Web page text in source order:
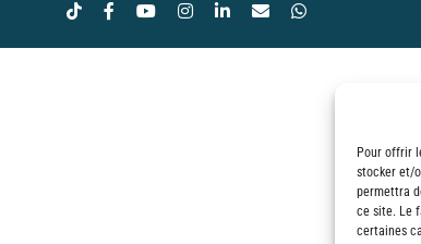
Pour offrir
stocker et/
permettra
ce site. Le
certaines
Tiktok FacebookYouTubeInstagramLinkedIn
EmailWhatsApp